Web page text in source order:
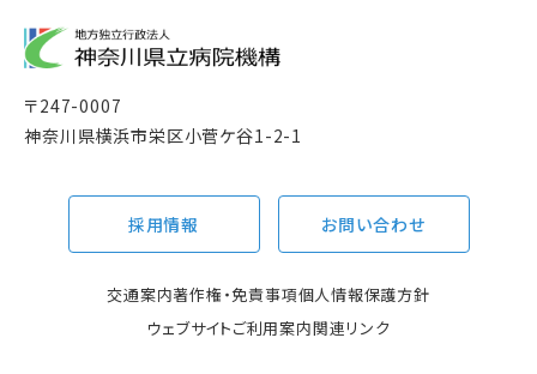
〒247-0007
神奈川県横浜市栄区小菅ケ谷1-2-1
採用情報 お問い合わせ
交通案内著作権・免責事項個人情報保護方針
ウェブサイトご利用案内関連リンク